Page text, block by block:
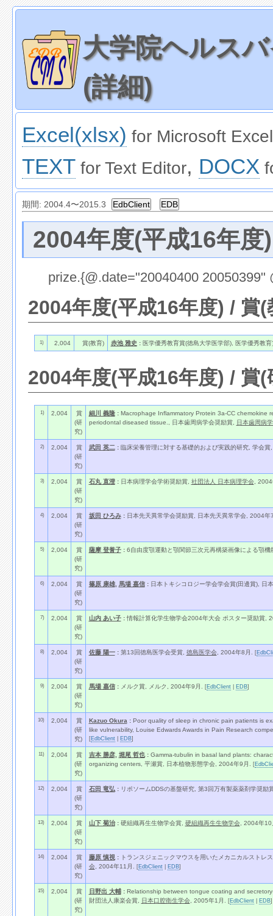
大学院ヘルス
(詳細)
Excel(xlsx) for Microsoft Excel
TEXT for Text Editor, DOCX
期間: 2004.4〜2015.3
2004年度(平成16年度)
prize.{@.date="20040400 20050399"
2004年度(平成16年度) / 賞(
1) 2,004 賞(教育) 赤池 雅史 : 医学優秀教育賞(徳島大学医学部), 医学優秀教
2004年度(平成16年度) / 賞(
1) 2,004
賞
(研
究)
細川 義隆: Macrophage Inflammatory Protein 3a-CC chemokine
periodontal diseased tissue., 日本歯周病学会奨励賞,
日本歯周病
2) 2,004
賞
(研
究)
武田 英二 : 臨床栄養管理に対する基礎的および実践的研究, 学会賞
3) 2,004
賞
(研
究)
石丸 直澄: 日本病理学会学術奨励賞, 社団法人 日本病理学会, 2004
4) 2,004
賞
(研
究)
坂田 ひろみ: 日本先天異常学会奨励賞, 日本先天異常学会, 2004年
5) 2,004
賞
(研
究)
薩摩 登誉子: 6自由度顎運動と顎関節三次元再構築画像による顎
6) 2,004
賞
(研
究)
篠原 康雄, 馬場 嘉信: 日本トキシコロジー学会学会賞(田邊賞), 日
7) 2,004
賞
(研
究)
山内 あい子: 情報計算化学生物学会2004年大会 ポスター奨励賞,
8) 2,004
賞
(研
究)
佐藤 陽一: 第13回徳島医学会受賞, 徳島医学会, 2004年8月. [
9) 2,004
賞
(研
究)
馬場 嘉信: メルク賞, メルク, 2004年9月. [EdbClient| EDB]
10) 2,004
賞
(研
究)
Kazuo Okura : Poor quality of sleep in chronic pain patients is
like vulnerability, Louise Edwards Awards in Pain Research
[EdbClient| EDB]
11) 2,004
賞
(研
究)
吉本 勝彦, 堀尾 哲也: Gamma-tubulin in basal land plants:
organizing centers, 平瀬賞, 日本植物形態学会, 2004年9月.
[
12) 2,004
賞
(研
究)
石田 竜弘: リポソームDDSの基盤研究, 第3回万有製薬薬剤学奨
13) 2,004
賞
(研
究)
山下 菊治: 硬組織再生生物学会賞, 硬組織再生生物学会, 2004年10
14) 2,004
賞
(研
究)
藤原 慎視 : トランスジェニックマウスを用いたメカニカルスト
会, 2004年11月. [EdbClient| EDB]
15) 2,004
賞
(研
究)
日野出 大輔: Relationship between tongue coating and
財団法人康楽会賞,
日本口腔衛生学会, 2005年1月. [EdbClient| EDB]